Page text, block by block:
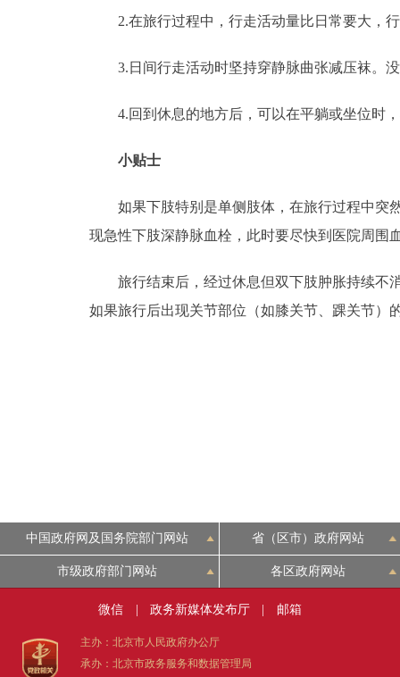
北京概况
绿色北京
ITALIANO
2.在旅行过程中，行走活动量比日常要大，行
3.日间行走活动时坚持穿静脉曲张减压袜。没
4.回到休息的地方后，可以在平躺或坐位时，
小贴士
如果下肢特别是单侧肢体，在旅行过程中突然
现急性下肢深静脉血栓，此时要尽快到医院周围
旅行结束后，经过休息但双下肢肿胀持续不消
如果旅行后出现关节部位（如膝关节、踝关节）
中国政府网及国务院部门网站 省（区市）政府网站
市级政府部门网站 各区政府网站
微信 政务新媒体发布厅 邮箱
主办：北京市人民政府办公厅
承办：北京市政务服务和数据管理局